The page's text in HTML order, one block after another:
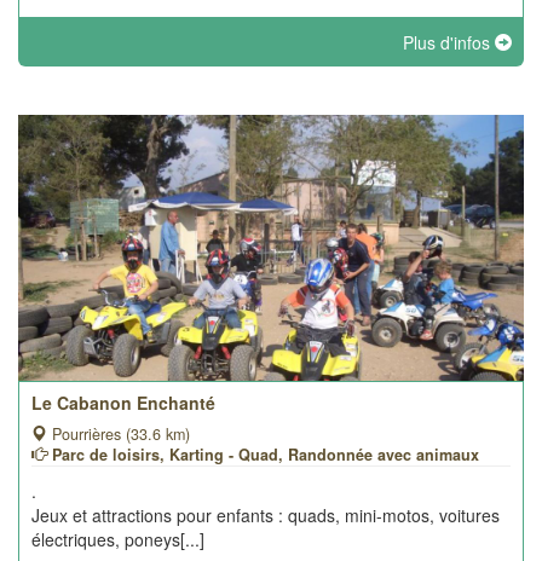
Plus d'infos
Le Cabanon Enchanté
Pourrières (33.6 km)
Parc de loisirs, Karting - Quad, Randonnée avec animaux
.
Jeux et attractions pour enfants : quads, mini-motos, voitures
électriques, poneys[...]